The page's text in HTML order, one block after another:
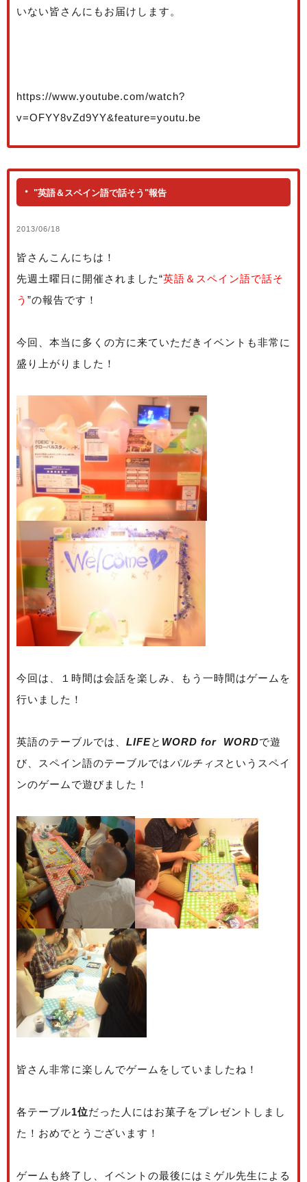
いない皆さんにもお届けします。
https://www.youtube.com/watch?
v=OFYY8vZd9YY&feature=youtu.be
"英語＆スペイン語で話そう"報告
2013/06/18
皆さんこんにちは！
先週土曜日に開催されました“英語＆スペイン語で話そ
う ”の報告です！
今回、本当に多くの方に来ていただきイベントも非常に
盛り上がりました！
今回は、１時間は会話を楽しみ、もう一時間はゲームを
行いました！
英語のテーブルでは、 LIFEと WORD for WORDで遊
び、スペイン語のテーブルではパルチィス というスペイ
ンのゲームで遊びました！
皆さん非常に楽しんでゲームをしていましたね！
各テーブル1位だった人にはお菓子をプレゼントしまし
た！おめでとうございます！
ゲームも終了し、イベントの最後にはミゲル先生による